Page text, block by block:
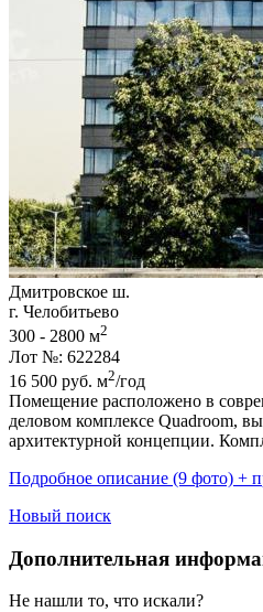
Дмитровское ш.
г. Челобитьево
300 - 2800 м2
Лот №: 622284
16 500 руб. м2/год
Помещение расположено в
деловом комплексе Quadroom,­
архитектурной концепции.
Подробное описание (9 фото) +
Новый поиск
Дополнительная
Не нашли то, что искали?